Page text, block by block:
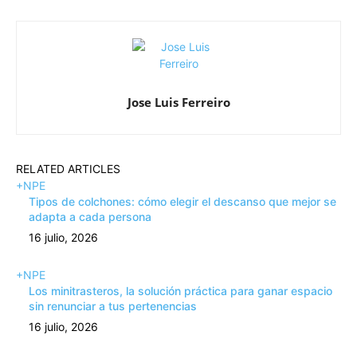
Jose Luis Ferreiro
RELATED ARTICLES
+NPE
Tipos de colchones: cómo elegir el descanso que mejor se
adapta a cada persona
16 julio, 2026
+NPE
Los minitrasteros, la solución práctica para ganar espacio
sin renunciar a tus pertenencias
16 julio, 2026